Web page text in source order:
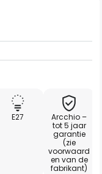
E27
Arcchio –
tot 5 jaar
garantie
(zie
voorwaard
en van de
fabrikant)